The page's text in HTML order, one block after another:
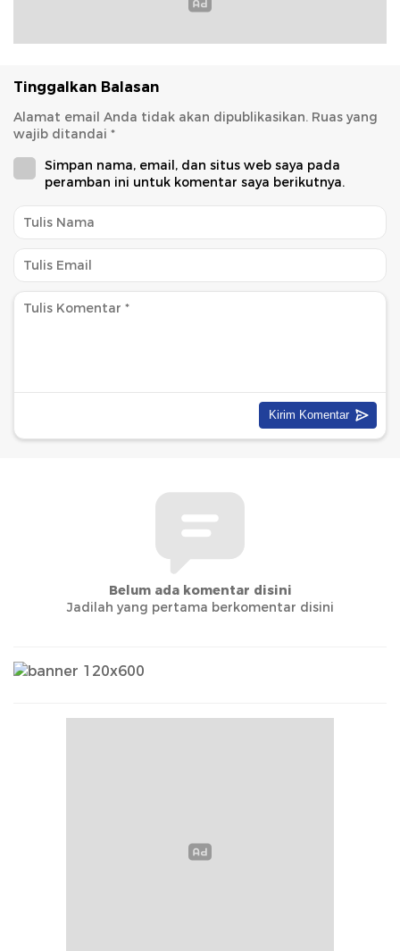
Tinggalkan Balasan
Alamat email Anda tidak akan dipublikasikan. Ruas yang
wajib ditandai *
Simpan nama, email, dan situs web saya pada
peramban ini untuk komentar saya berikutnya.
Belum ada komentar disini
Jadilah yang pertama berkomentar disini